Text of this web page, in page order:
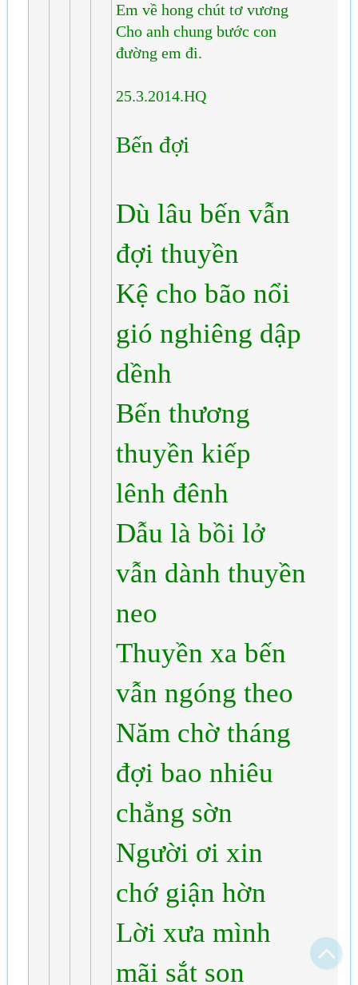
Em về hong chút tơ vương
Cho anh chung bước con
đường em đi.
25.3.2014.HQ
Bến đợi
Dù lâu bến vẫn
đợi thuyền
Kệ cho bão nổi
gió nghiêng dập
dềnh
Bến thương
thuyền kiếp
lênh đênh
Dẫu là bồi lở
vẫn dành thuyền
neo
Thuyền xa bến
vẫn ngóng theo
Năm chờ tháng
đợi bao nhiêu
chẳng sờn
Người ơi xin
chớ giận hờn
Lời xưa mình
mãi sắt son
Chỉ dẫn làm quen
Xem sau
Bạn bị lạc trong Thi Viện vì có nội dung quá đồ sộ?